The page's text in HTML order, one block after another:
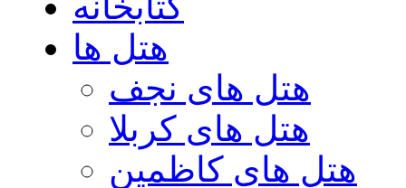
هتل ها
هتل های نجف
هتل های کربلا
هتل های کاظمین